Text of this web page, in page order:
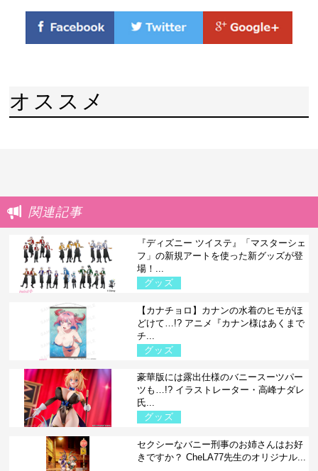
オススメ
関連記事
『ディズニー ツイステ』「マスターシェ
フ」の新規アートを使った新グッズが登
場！...
グッズ
【カナチョロ】カナンの水着のヒモがほ
どけて…!? アニメ『カナン様はあくまで
チ...
グッズ
豪華版には露出仕様のバニースーツパー
ツも…!? イラストレーター・高峰ナダレ
氏...
グッズ
セクシーなバニー刑事のお姉さんはお好
きですか？ CheLA77先生のオリジナル...